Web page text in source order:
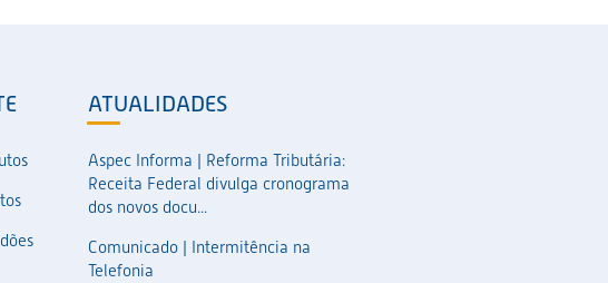
ATUALIDADES
Aspec Informa | Reforma Tributária:
Receita Federal divulga cronograma
dos novos docu...
Comunicado | Intermitência na
Telefonia